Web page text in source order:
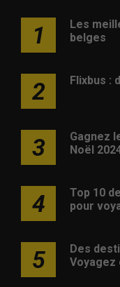
1
Les
belges
2 Flixbus :
3
Gagnez
Noël
4
Top 10
pour
5
Des
Voyagez